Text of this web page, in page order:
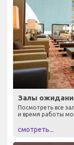
Залы
Посмотреть все
и время работы
смотреть...